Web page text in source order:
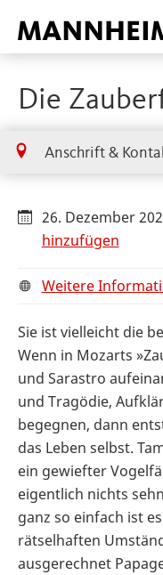
Die
Anschrift &
26. Dezember
hinzufügen
Weitere
Sie ist vielleicht die
Wenn in Mozarts
und Sarastro
und Tragödie,
begegnen, dann
das Leben selbst.
ein gewiefter
eigentlich nichts
ganz so einfach ist
rätselhaften
ausgerechnet